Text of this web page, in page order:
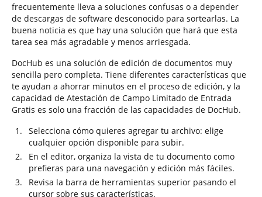
frecuentemente lleva a soluciones confusas o a depender
de descargas de software desconocido para sortearlas. La
buena noticia es que hay una solución que hará que esta
tarea sea más agradable y menos arriesgada.
DocHub es una solución de edición de documentos muy
sencilla pero completa. Tiene diferentes características que
te ayudan a ahorrar minutos en el proceso de edición, y la
capacidad de Atestación de Campo Limitado de Entrada
Gratis es solo una fracción de las capacidades de DocHub.
Selecciona cómo quieres agregar tu archivo: elige
cualquier opción disponible para subir.
En el editor, organiza la vista de tu documento como
prefieras para una navegación y edición más fáciles.
Revisa la barra de herramientas superior pasando el
cursor sobre sus características.